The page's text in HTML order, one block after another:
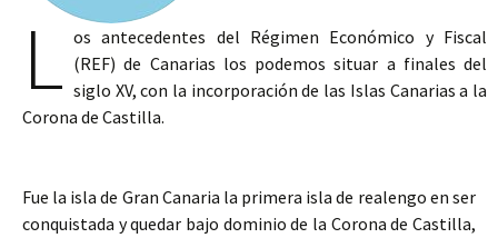
L os antecedentes del Régimen Económico y Fiscal
(REF) de Canarias los podemos situar a finales del
siglo XV, con la incorporación de las Islas Canarias a la
Corona de Castilla.
Fue la isla de Gran Canaria la primera isla de realengo en ser
conquistada y quedar bajo dominio de la Corona de Castilla,